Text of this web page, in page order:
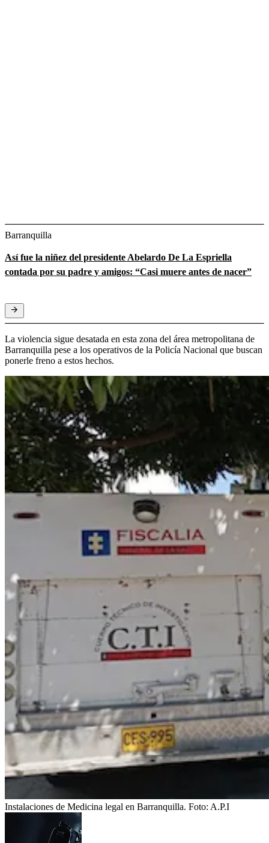
Barranquilla
Así fue la niñez del presidente Abelardo De La Espriella
contada por su padre y amigos: “Casi muere antes de nacer”
La violencia sigue desatada en esta zona del área metropolitana de
Barranquilla pese a los operativos de la Policía Nacional que buscan
ponerle freno a estos hechos.
Instalaciones de Medicina legal en Barranquilla. Foto: A.P.I